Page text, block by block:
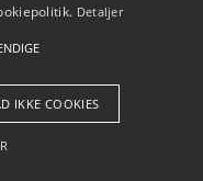
Detaljer
IKKE COOKIES